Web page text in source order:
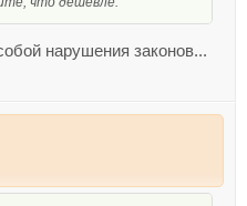
нарушения законов...